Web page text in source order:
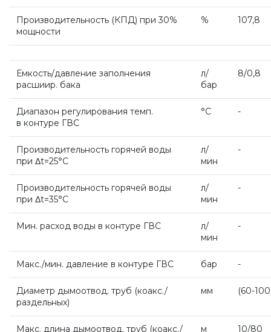
Котлы Ferroli
Бойлеры Ferroli
Горелки
Электрические водонагреватели Ferroli
Алюминиевые радиаторы Ferroli
Автоматика
Системы дымоудаления
Производительность (КПД) при 30%
мощности
% 107,8
Емкость/давление заполнения
расшиир. бака
л/
бар
8/0,8
Диапазон регулирования темп.
в контуре ГВС
°С -
Производительность горячей воды
при Δt=25°С
л/
мин
-
Производительность горячей воды
при Δt=35°С
л/
мин
-
Мин. расход воды в контуре ГВС
л/
мин
-
Макс./мин. давление в контуре ГВС бар -
Диаметр дымоотвод. труб (коакс./
раздельных)
мм (60-
Макс. длина дымоотвод. труб (коакс./ м 10/80